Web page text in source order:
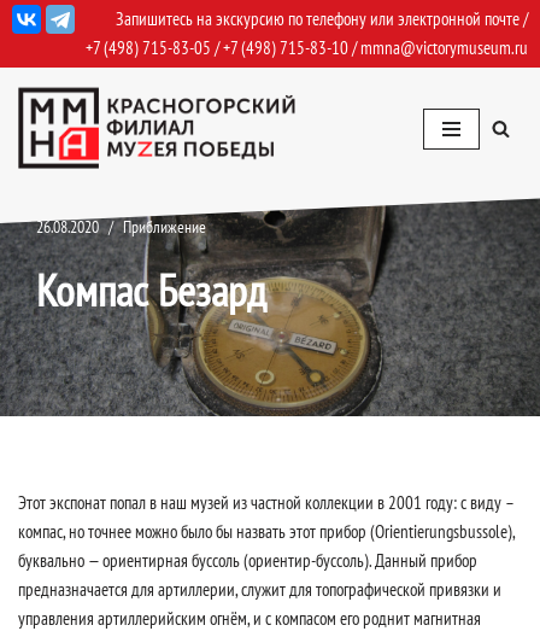
Перейти
к
содержимому
Запишитесь на экскурсию по телефону или электронной почте /
+7 (498) 715-83-05 /+7 (498) 715-83-10/mmna@victorymuseum.ru
26.08.2020 Приближение
Компас Безард
Этот экспонат попал в наш музей из частной коллекции в 2001 году: с виду –
компас, но точнее можно было бы назвать этот прибор (Orientierungsbussole),
буквально — ориентирная буссоль (ориентир-буссоль). Данный прибор
предназначается для артиллерии, служит для топографической привязки и
управления артиллерийским огнём, и с компасом его роднит магнитная